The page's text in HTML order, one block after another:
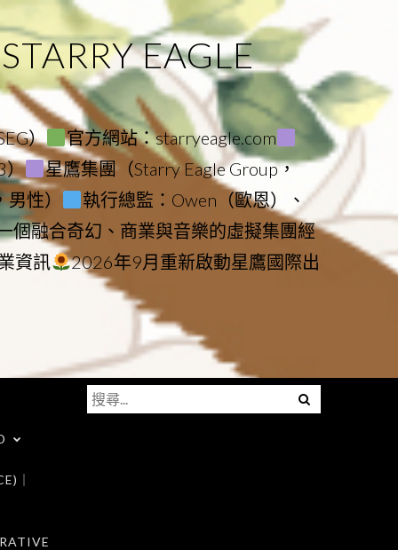
EAGLE
）
官方網站：starryeagle.com
）
星鷹集團（Starry Eagle Group，
性）
執行總監：Owen（歐恩）、
個融合奇幻、商業與音樂的虛擬集團經
資訊
2026年9月重新啟動星鷹國際出
｜
Menu
搜
尋